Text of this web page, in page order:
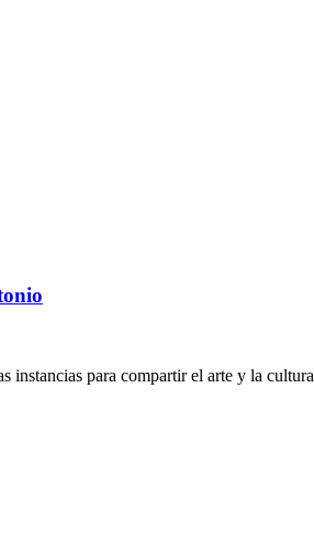
instancias para compartir el arte y la cultura